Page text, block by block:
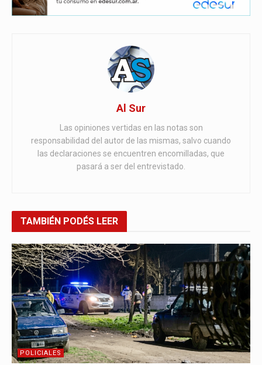
Al Sur
Las opiniones vertidas en las notas son
responsabilidad del autor de las mismas, salvo cuando
las declaraciones se encuentren encomilladas, que
pasará a ser del entrevistado.
TAMBIÉN PODÉS LEER
POLICIALES